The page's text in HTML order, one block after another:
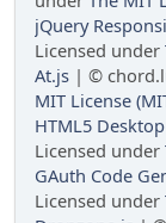
jQuery
Licensed under
At.js | ©
MIT License
HTML5
Licensed under
GAuth Code
Licensed under